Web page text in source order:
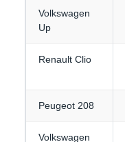
Volkswagen
Up
Renault Clio
Peugeot 208
Volkswagen